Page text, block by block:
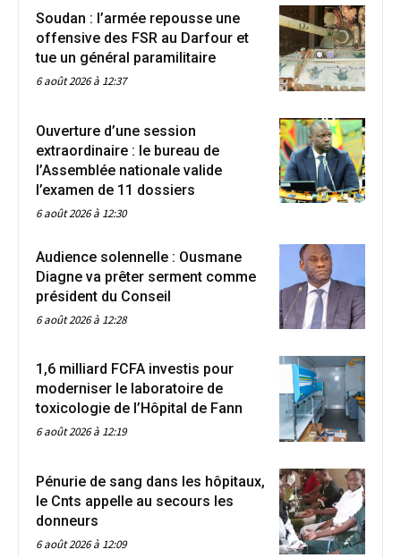
Soudan : l’armée repousse une
offensive des FSR au Darfour et
tue un général paramilitaire
6 août 2026 à 12:37
Ouverture d’une session
extraordinaire : le bureau de
l’Assemblée nationale valide
l’examen de 11 dossiers
6 août 2026 à 12:30
Audience solennelle : Ousmane
Diagne va prêter serment comme
président du Conseil
6 août 2026 à 12:28
1,6 milliard FCFA investis pour
moderniser le laboratoire de
toxicologie de l’Hôpital de Fann
6 août 2026 à 12:19
Pénurie de sang dans les hôpitaux,
le Cnts appelle au secours les
donneurs
6 août 2026 à 12:09